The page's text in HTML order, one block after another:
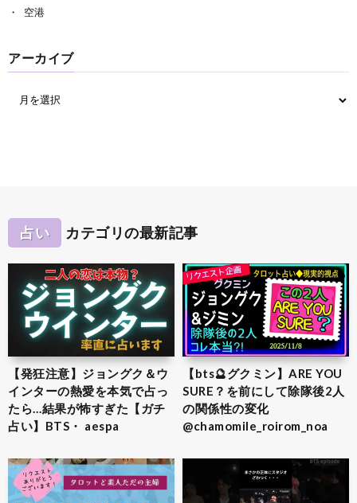
空港
アーカイブ
占い カテゴリの最新記事
【発狂注意】ジョングク＆ウ
インターの熱愛を本気で占っ
たら…結果が怖すぎた【ガチ
占い】BTS・ aespa
【bts🔮グクミン】ARE YOU
SURE？を前にして除隊後2人
の関係性の変化
@chamomile_roirom_noa